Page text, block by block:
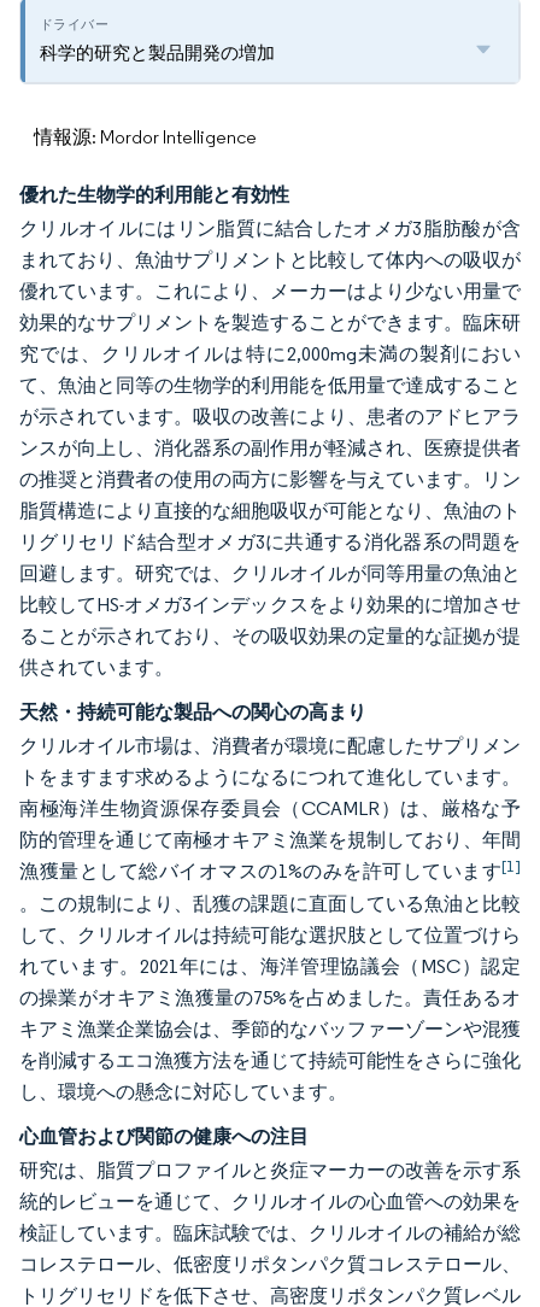
科学的研究と製品開発の増加
情報源: Mordor Intelligence
優れた生物学的利用能と有効性
クリルオイルにはリン脂質に結合したオメガ3脂肪酸が含
まれており、魚油サプリメントと比較して体内への吸収が
優れています。これにより、メーカーはより少ない用量で
効果的なサプリメントを製造することができます。臨床研
究では、クリルオイルは特に2,000mg未満の製剤におい
て、魚油と同等の生物学的利用能を低用量で達成すること
が示されています。吸収の改善により、患者のアドヒアラ
ンスが向上し、消化器系の副作用が軽減され、医療提供者
の推奨と消費者の使用の両方に影響を与えています。リン
脂質構造により直接的な細胞吸収が可能となり、魚油のト
リグリセリド結合型オメガ3に共通する消化器系の問題を
回避します。研究では、クリルオイルが同等用量の魚油と
比較してHS-オメガ3インデックスをより効果的に増加させ
ることが示されており、その吸収効果の定量的な証拠が提
供されています。
天然・持続可能な製品への関心の高まり
クリルオイル市場は、消費者が環境に配慮したサプリメン
トをますます求めるようになるにつれて進化しています。
南極海洋生物資源保存委員会（CCAMLR）は、厳格な予
防的管理を通じて南極オキアミ漁業を規制しており、年間
漁獲量として総バイオマスの1%のみを許可しています[1]
。この規制により、乱獲の課題に直面している魚油と比較
して、クリルオイルは持続可能な選択肢として位置づけら
れています。2021年には、海洋管理協議会（MSC）認定
の操業がオキアミ漁獲量の75%を占めました。責任あるオ
キアミ漁業企業協会は、季節的なバッファーゾーンや混獲
を削減するエコ漁獲方法を通じて持続可能性をさらに強化
し、環境への懸念に対応しています。
心血管および関節の健康への注目
研究は、脂質プロファイルと炎症マーカーの改善を示す系
統的レビューを通じて、クリルオイルの心血管への効果を
検証しています。臨床試験では、クリルオイルの補給が総
コレステロール、低密度リポタンパク質コレステロール、
トリグリセリドを低下させ、高密度リポタンパク質レベル